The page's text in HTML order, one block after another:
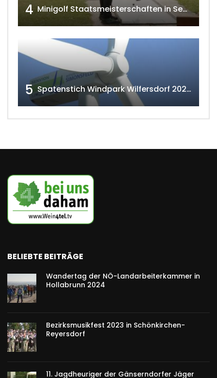
4 Minigolf Staatsmeisterschaften in Seefeld-Kadolz w4tv174
5 Spatenstich Windpark Wilfersdorf 2023 w4tv177
BELIEBTE BEITRÄGE
Wandertag der NÖ-Landarbeiterkammer in
Hollabrunn 2024
Bezirksmusikfest 2023 in Schönkirchen-
Reyersdorf
11. Jagdheuriger der Gänserndorfer Jäger